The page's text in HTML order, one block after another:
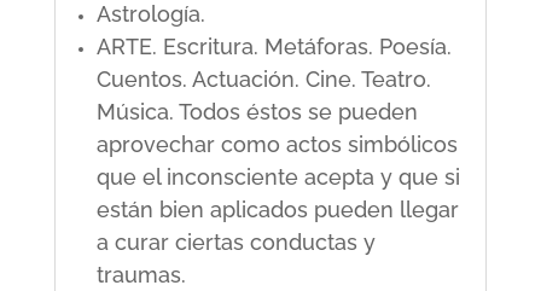
Astrología.
ARTE. Escritura. Metáforas. Poesía.
Cuentos. Actuación. Cine. Teatro.
Música. Todos éstos se pueden
aprovechar como actos simbólicos
que el inconsciente acepta y que si
están bien aplicados pueden llegar
a curar ciertas conductas y
traumas.